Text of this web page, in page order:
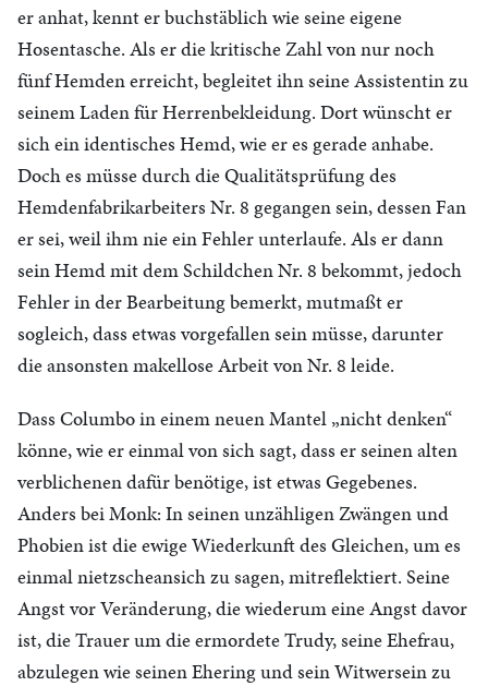
er anhat, kennt er buchstäblich wie seine eigene
Hosentasche. Als er die kritische Zahl von nur noch
fünf Hemden erreicht, begleitet ihn seine Assistentin zu
seinem Laden für Herrenbekleidung. Dort wünscht er
sich ein identisches Hemd, wie er es gerade anhabe.
Doch es müsse durch die Qualitätsprüfung des
Hemdenfabrikarbeiters Nr. 8 gegangen sein, dessen Fan
er sei, weil ihm nie ein Fehler unterlaufe. Als er dann
sein Hemd mit dem Schildchen Nr. 8 bekommt, jedoch
Fehler in der Bearbeitung bemerkt, mutmaßt er
sogleich, dass etwas vorgefallen sein müsse, darunter
die ansonsten makellose Arbeit von Nr. 8 leide.
Dass Columbo in einem neuen Mantel „nicht denken“
könne, wie er einmal von sich sagt, dass er seinen alten
verblichenen dafür benötige, ist etwas Gegebenes.
Anders bei Monk: In seinen unzähligen Zwängen und
Phobien ist die ewige Wiederkunft des Gleichen, um es
einmal nietzscheansich zu sagen, mitreflektiert. Seine
Angst vor Veränderung, die wiederum eine Angst davor
ist, die Trauer um die ermordete Trudy, seine Ehefrau,
abzulegen wie seinen Ehering und sein Witwersein zu